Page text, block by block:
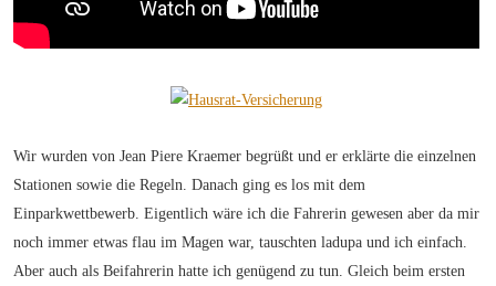
Wir wurden von Jean Piere Kraemer begrüßt und er erklärte die einzelnen
Stationen sowie die Regeln. Danach ging es los mit dem
Einparkwettbewerb. Eigentlich wäre ich die Fahrerin gewesen aber da mir
noch immer etwas flau im Magen war, tauschten ladupa und ich einfach.
Aber auch als Beifahrerin hatte ich genügend zu tun. Gleich beim ersten